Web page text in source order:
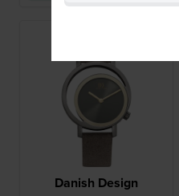
Danish Design